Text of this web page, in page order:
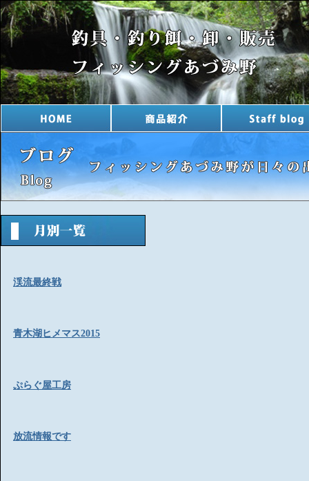
渓流最終戦
青木湖ヒメマス2015
ぷらぐ屋工房
放流情報です